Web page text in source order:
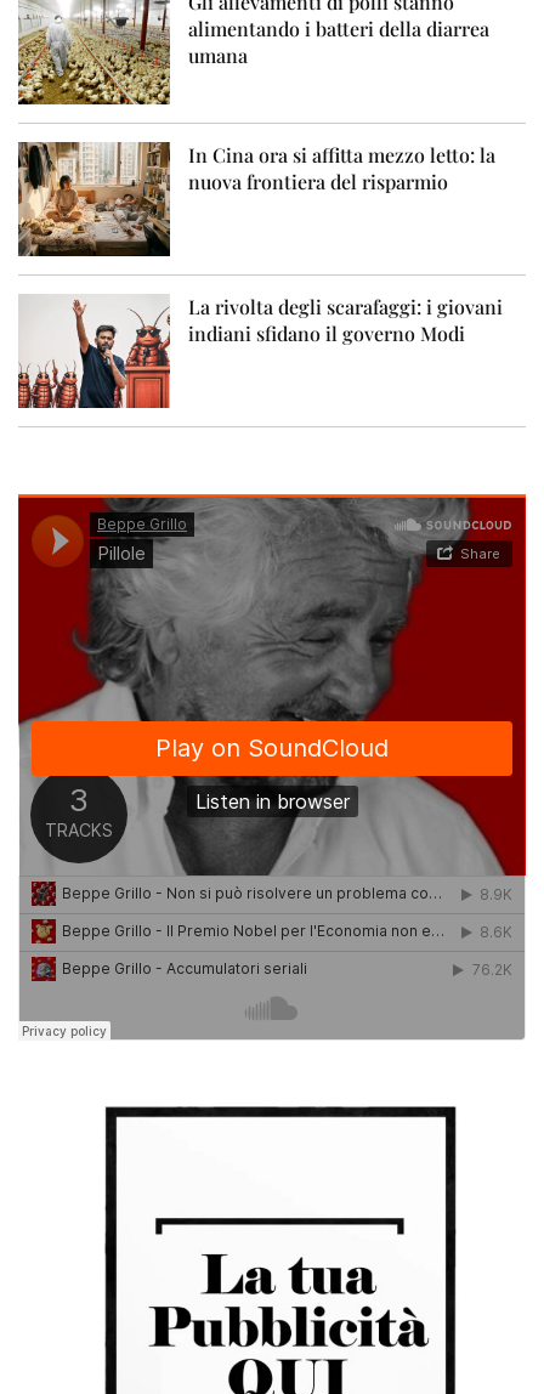
alimentando i batteri della diarrea
umana
In Cina ora si affitta mezzo letto: la
nuova frontiera del risparmio
La rivolta degli scarafaggi: i giovani
indiani sfidano il governo Modi